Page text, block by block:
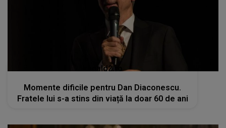
kanald2.ro
Momente dificile pentru Dan Diaconescu.
Fratele lui s-a stins din viață la doar 60 de ani